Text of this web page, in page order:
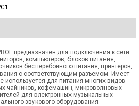
предназначен для подключения к сети
компьютеров, блоков питания,
бесперебойного питания, принтеров,
с соответствующим разъемом. Имеет
используется для питания многих видов
чайников, кофемашин, микроволновых
для электронных музыкальных
звукового оборудования.